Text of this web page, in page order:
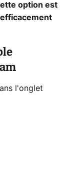
option est
l'onglet